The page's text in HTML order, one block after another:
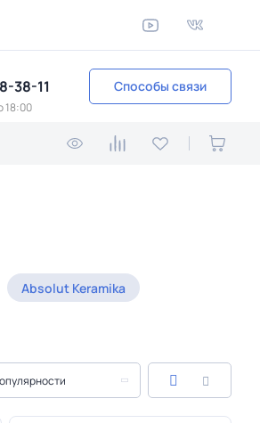
38-11
18:00
Способы связи
Absolut Keramika